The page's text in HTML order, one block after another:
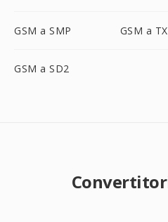
GSM a SMP GSM a
GSM a SD2